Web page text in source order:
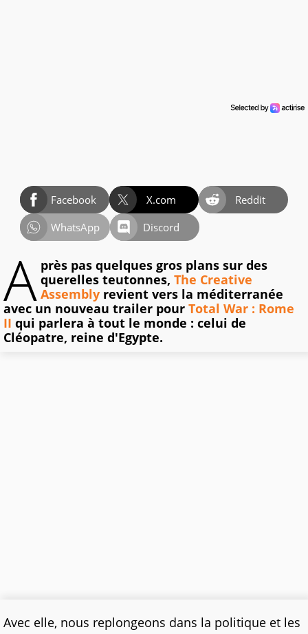
Facebook X.com
Reddit
WhatsApp
Discord
A près pas quelques gros plans sur des
querelles teutonnes, The Creative
Assembly revient vers la méditerranée
avec un nouveau trailer pour Total War : Rome
II qui parlera à tout le monde : celui de
Cléopatre, reine d'Egypte.
Avec elle, nous replongeons dans la politique et les